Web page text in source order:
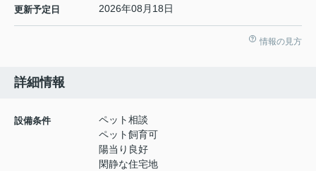
更新予定日 2026年08月18日
情報の見方
詳細情報
設備条件
ペット相談
ペット飼育可
陽当り良好
閑静な住宅地